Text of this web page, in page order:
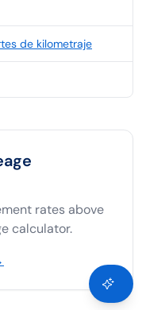
de kilometraje
rates above
calculator.